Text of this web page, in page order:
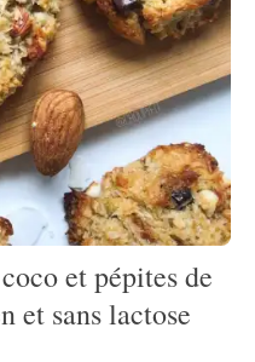
et pépites de
et sans lactose